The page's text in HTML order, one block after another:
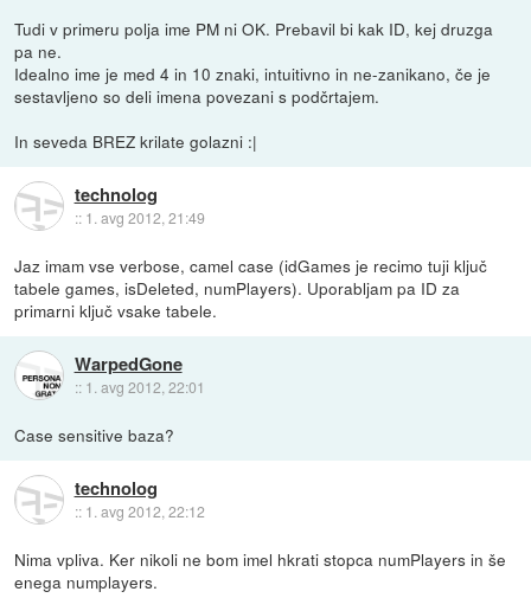
Tudi v primeru polja ime PM ni OK. Prebavil bi kak ID, kej druzga
pa ne.
Idealno ime je med 4 in 10 znaki, intuitivno in ne-zanikano, če je
sestavljeno so deli imena povezani s podčrtajem.
In seveda BREZ krilate golazni :|
technolog
:: 1. avg 2012, 21:49
Jaz imam vse verbose, camel case (idGames je recimo tuji ključ
tabele games, isDeleted, numPlayers). Uporabljam pa ID za
primarni ključ vsake tabele.
WarpedGone
:: 1. avg 2012, 22:01
Case sensitive baza?
technolog
:: 1. avg 2012, 22:12
Nima vpliva. Ker nikoli ne bom imel hkrati stopca numPlayers in še
enega numplayers.